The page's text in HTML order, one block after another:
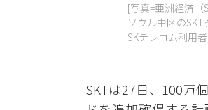
[写真=亜洲経済（
ソウル中区のSKT
SKテレコム利用
SKTは27日、100万